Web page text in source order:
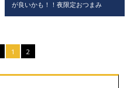
が良いかも！！夜限定おつまみ
1 2